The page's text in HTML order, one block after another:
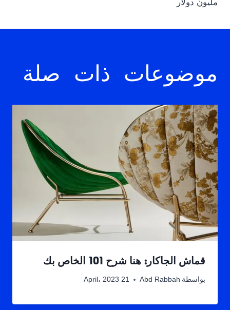
مليون دولار
موضوعات ذات صلة
قماش الجاكار: هنا شرح 101 الخاص بك
بواسطة Abd Rabbah 21 April، 2023